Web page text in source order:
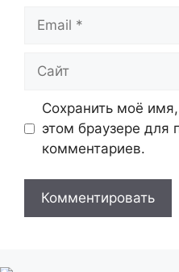
Сохранить моё
этом браузере
комментариев.